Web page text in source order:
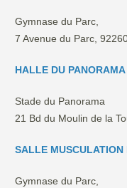
Gymnase du Parc,
7 Avenue du Parc,
HALLE DU PANORAMA
Stade du Panorama
21 Bd du Moulin de la
SALLE MUSCULATION
Gymnase du Parc,